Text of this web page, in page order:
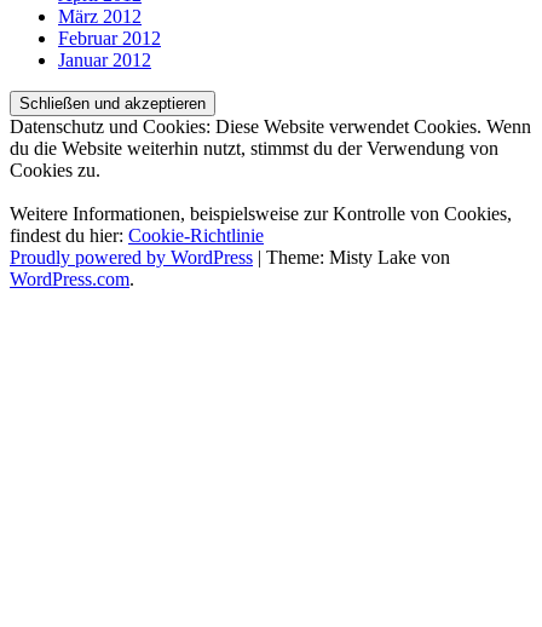
März 2012
Februar 2012
Januar 2012
Datenschutz und Cookies: Diese Website verwendet Cookies. Wenn
du die Website weiterhin nutzt, stimmst du der Verwendung von
Cookies zu.
Weitere Informationen, beispielsweise zur Kontrolle von Cookies,
findest du hier: Cookie-Richtlinie
Proudly powered by WordPress | Theme: Misty Lake von
WordPress.com.